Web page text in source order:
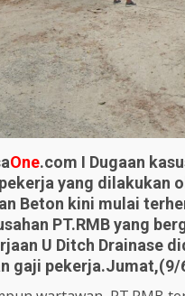
One.com I Dugaan
yang dilakukan
Beton kini mulai
PT.RMB yang
U Ditch Drainase
gaji pekerja.Jumat,(9/